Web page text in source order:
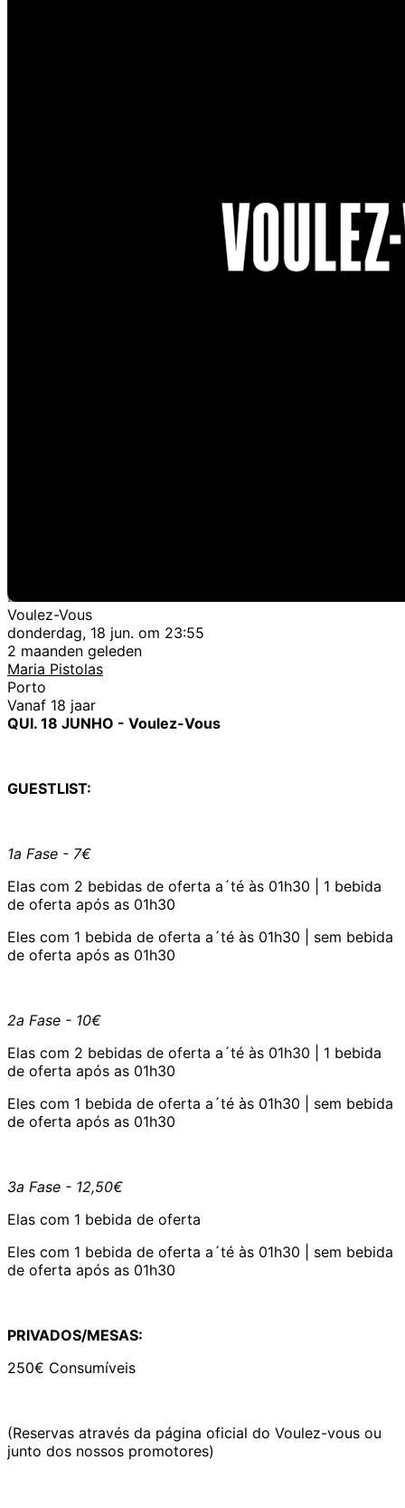
Voulez-Vous
donderdag, 18 jun. om 23:55
2 maanden geleden
Maria Pistolas
Porto
Vanaf 18 jaar
QUI. 18 JUNHO - Voulez-Vous
GUESTLIST:
1a Fase - 7€
Elas com 2 bebidas de oferta a´té às 01h30 | 1 bebida
de oferta após as 01h30
Eles com 1 bebida de oferta a´té às 01h30 | sem bebida
de oferta após as 01h30
2a Fase - 10€
Elas com 2 bebidas de oferta a´té às 01h30 | 1 bebida
de oferta após as 01h30
Eles com 1 bebida de oferta a´té às 01h30 | sem bebida
de oferta após as 01h30
3a Fase - 12,50€
Elas com 1 bebida de oferta
Eles com 1 bebida de oferta a´té às 01h30 | sem bebida
de oferta após as 01h30
PRIVADOS/MESAS:
250€ Consumíveis
(Reservas através da página oficial do Voulez-vous ou
junto dos nossos promotores)